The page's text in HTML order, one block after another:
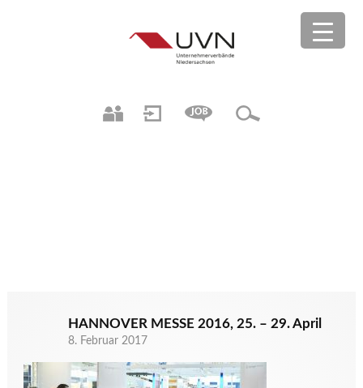
HANNOVER MESSE 2016, 25. – 29. April
8. Februar 2017